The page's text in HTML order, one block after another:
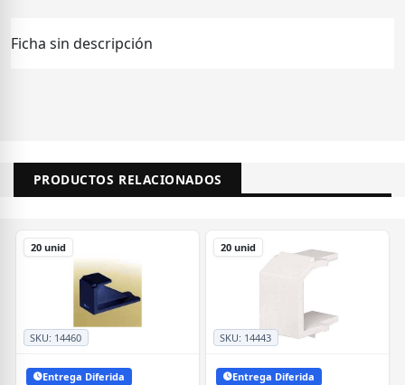
Ficha sin descripción
PRODUCTOS RELACIONADOS
SKU: 14460
20 unid
Entrega Diferida
SKU: 14443
20 unid
Entrega Diferida